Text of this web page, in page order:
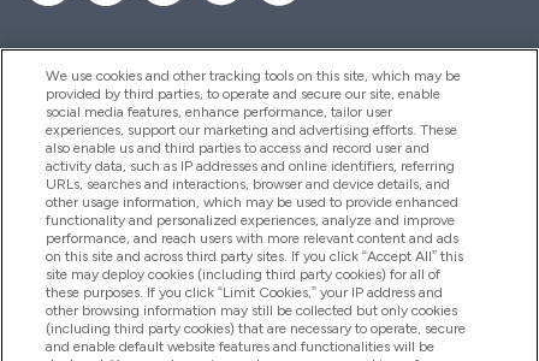
Pomoc I Informacja
Produkty
Informacje O Firmie
Okazje W Myprotein
We use cookies and other tracking tools on this site, which may be
provided by third parties, to operate and secure our site, enable
social media features, enhance performance, tailor user
experiences, support our marketing and advertising efforts. These
also enable us and third parties to access and record user and
activity data, such as IP addresses and online identifiers, referring
URLs, searches and interactions, browser and device details, and
other usage information, which may be used to provide enhanced
functionality and personalized experiences, analyze and improve
performance, and reach users with more relevant content and ads
on this site and across third party sites. If you click “Accept All” this
site may deploy cookies (including third party cookies) for all of
these purposes. If you click “Limit Cookies,” your IP address and
other browsing information may still be collected but only cookies
(including third party cookies) that are necessary to operate, secure
and enable default website features and functionalities will be